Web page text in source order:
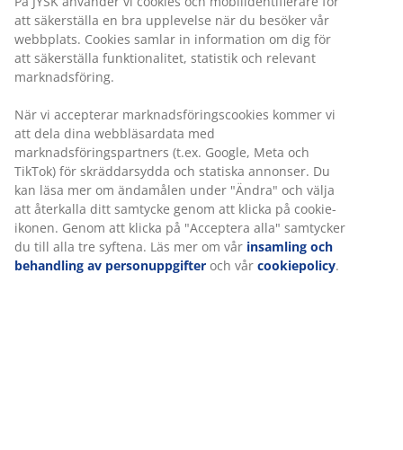
Prisgaranti
30 dagars prisgaranti på alla varor
Flexibla leveranser
Få produkterna dit du vill på det sätt du vill
Blomkruka tillverkad av lätt konstrotting och stål.
Korgen har ett naturligt rottingutseende och är idealisk
för att ge dina växter höjd och få dem att se större ut.
Ett dräneringshål kan enkelt göras för att säkerställa
att överflödigt vatten kan rinna bort. B30 x L30 x H50
cm